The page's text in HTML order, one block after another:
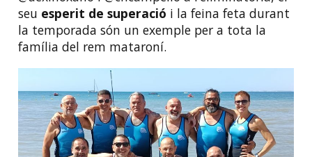
seu esperit de superació i la feina feta durant
la temporada són un exemple per a tota la
família del rem mataroní.